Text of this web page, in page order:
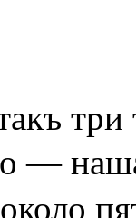
три
—